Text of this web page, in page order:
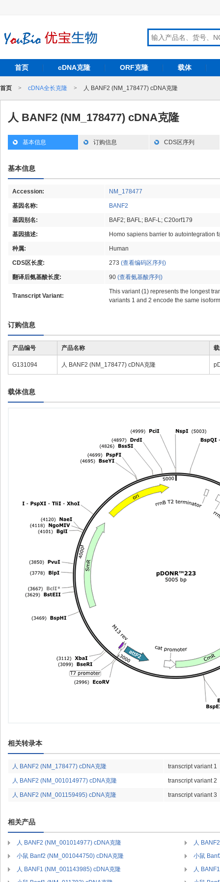
首页 cDNA克隆 ORF克隆 载体
首页 > cDNA全长克隆 > 人 BANF2 (NM_178477) cDNA克隆
人 BANF2 (NM_178477) cDNA克隆
基本信息 订购信息 CDS区序列
基本信息
Accession: NM_178477
基因名称: BANF2
基因别名: BAF2; BAFL; BAF-L; C20orf179
基因描述: Homo sapiens barrier to autointegration
种属: Human
CDS区长度: 273 (查看编码区序列)
翻译后氨基酸长度: 90 (查看氨基酸序列)
Transcript Variant:
This variant (1) represents the longest
variants 1 and 2 encode the same
订购信息
产品编号 产品名称
G131094 人 BANF2 (NM_178477) cDNA克隆
载体信息
相关转录本
人 BANF2 (NM_178477) cDNA克隆 transcript variant 1
人 BANF2 (NM_001014977) cDNA克隆 transcript variant 2
人 BANF2 (NM_001159495) cDNA克隆 transcript variant 3
相关产品
人 BANF2 (NM_001014977) cDNA克隆
人
小鼠 Banf2 (NM_001044750) cDNA克隆
小鼠
人 BANF1 (NM_001143985) cDNA克隆
人